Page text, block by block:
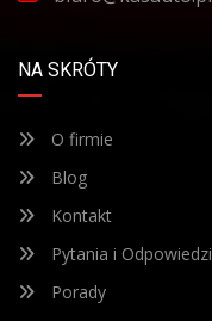
NA SKRÓTY
O firmie
Blog
Kontakt
Pytania i Odpowiedzi
Porady